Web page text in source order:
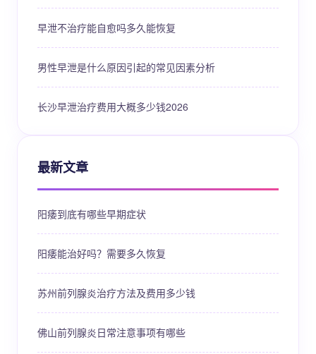
早泄不治疗能自愈吗多久能恢复
男性早泄是什么原因引起的常见因素分析
长沙早泄治疗费用大概多少钱2026
最新文章
阳痿到底有哪些早期症状
阳痿能治好吗？需要多久恢复
苏州前列腺炎治疗方法及费用多少钱
佛山前列腺炎日常注意事项有哪些